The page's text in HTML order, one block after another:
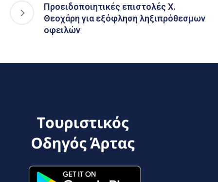
Προειδοποιητικές επιστολές Χ.
Θεοχάρη για εξόφληση ληξιπρόθεσμων
οφειλών